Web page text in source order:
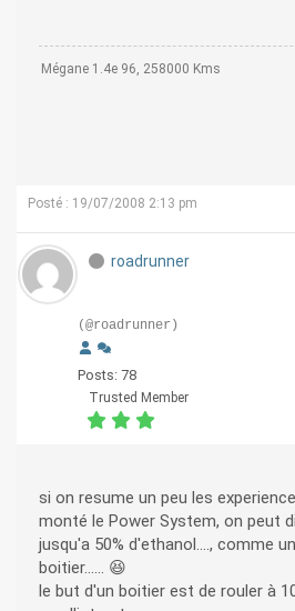
Mégane 1.4e 96, 258000 Kms
Posté : 19/07/2008 2:13 pm
roadrunner
(@roadrunner)
Posts: 78
Trusted Member
si on resume un peu les
monté le Power System, on peut
jusqu'a 50% d'ethanol...., comme
boitier...... 😆
le but d'un boitier est de rouler à